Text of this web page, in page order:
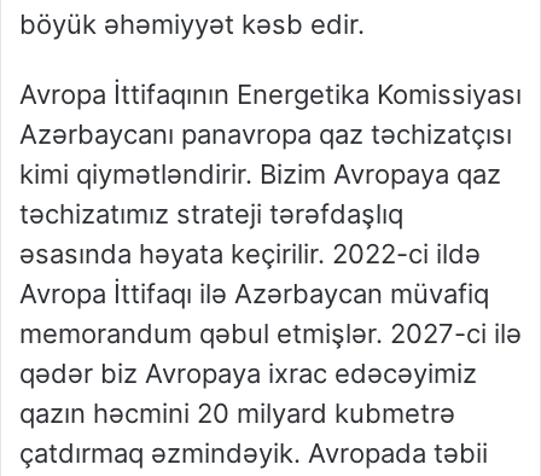
böyük əhəmiyyət kəsb edir.
Avropa İttifaqının Energetika Komissiyası
Azərbaycanı panavropa qaz təchizatçısı
kimi qiymətləndirir. Bizim Avropaya qaz
təchizatımız strateji tərəfdaşlıq
əsasında həyata keçirilir. 2022-ci ildə
Avropa İttifaqı ilə Azərbaycan müvafiq
memorandum qəbul etmişlər. 2027-ci ilə
qədər biz Avropaya ixrac edəcəyimiz
qazın həcmini 20 milyard kubmetrə
çatdırmaq əzmindəyik. Avropada təbii